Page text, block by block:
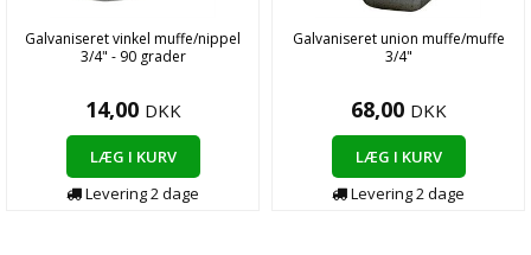
Galvaniseret vinkel muffe/nippel
3/4" - 90 grader
14,00 DKK
LÆG I KURV
Levering 2 dage
Galvaniseret union muffe/muffe
3/4"
68,00 DKK
LÆG I KURV
Levering 2 dage